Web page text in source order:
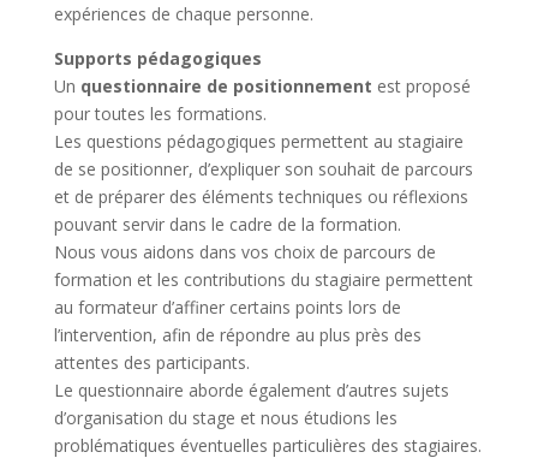
expériences de chaque personne.
Supports pédagogiques
Un questionnaire de positionnement est proposé
pour toutes les formations.
Les questions pédagogiques permettent au stagiaire
de se positionner, d’expliquer son souhait de parcours
et de préparer des éléments techniques ou réflexions
pouvant servir dans le cadre de la formation.
Nous vous aidons dans vos choix de parcours de
formation et les contributions du stagiaire permettent
au formateur d’affiner certains points lors de
l’intervention, afin de répondre au plus près des
attentes des participants.
Le questionnaire aborde également d’autres sujets
d’organisation du stage et nous étudions les
problématiques éventuelles particulières des stagiaires.